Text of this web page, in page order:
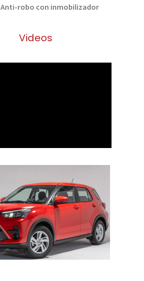
Anti-robo con inmobilizador
Videos